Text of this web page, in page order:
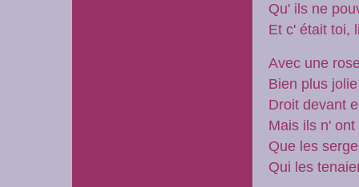
Qu' ils ne
Et c' était toi,
Avec une
Bien plus
Droit devant
Mais ils n'
Que les
Qui les